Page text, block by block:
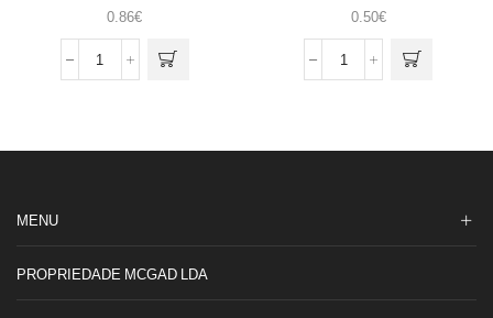
0.86€
Quantidade
miel
0.50€
Quantidade
P20
MENU
PROPRIEDADE MCGAD LDA